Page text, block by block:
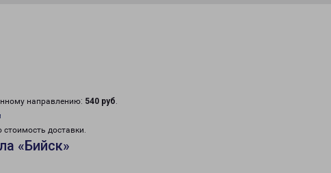
направлению: 540 руб.
стоимость доставки.
«Бийск»